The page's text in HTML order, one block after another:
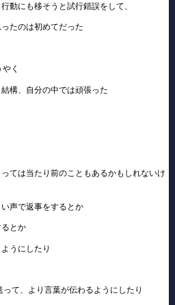
動にも移そうと試行錯誤をして、
たのは初めてだった
く
構、自分の中では頑張った
ては当たり前のこともあるかもしれないけ
声で返事をするとか
とか
うにしたり
て、より言葉が伝わるようにしたり